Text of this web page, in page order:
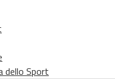
dello Sport